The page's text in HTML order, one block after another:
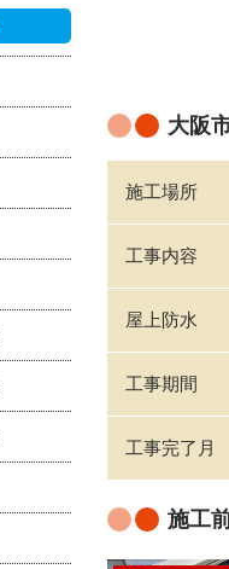
大阪
施工場所
工事内容
屋上防水
工事期間
工事完了月
施工